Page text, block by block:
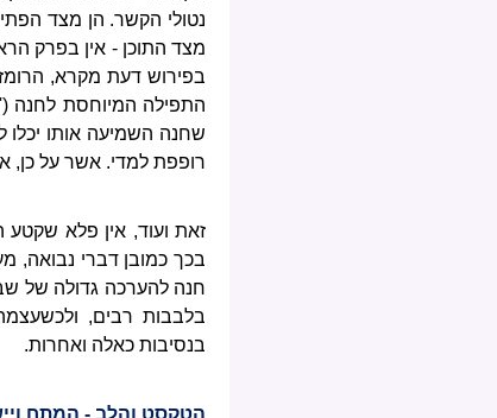
נטולי הקשר. הן מצד
מצד התוכן - אין בפרק
בפירוש דעת מקרא,
התפילה המיוחסת לחנה
שחנה השמיעה אותו יכלו
רופפת למדי. אשר על כן,
זאת ועוד, אין פלא שקטע
בכך כמובן דברי נבואה,
חנה להערכה גדולה של
בלבבות רבים,
בנסיבות כאלה ואחרות.
הטקסט והלב - המתח